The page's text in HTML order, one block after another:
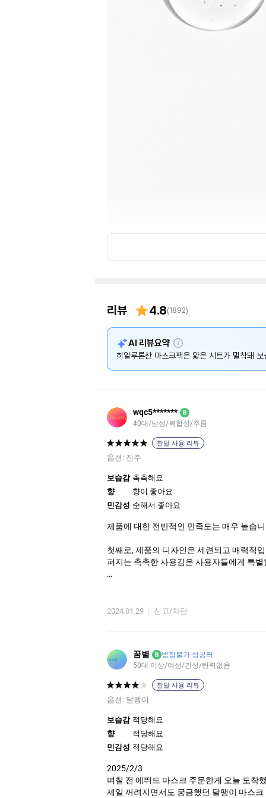
리뷰 4.8(1892)
AI 리뷰요약 설
명
히알루론산 마스크팩은 얇은 시트가 밀착돼
wqc5******* B
40대/남성/복합성/주름
한달 사용 리뷰
옵션: 진주
보습감 촉촉해요
향
향이 좋아요
민감성 순해서 좋아요
제품에 대한 전반적인 만족도는 매우 높습
첫째로, 제품의 디자인은 세련되고 매력적
퍼지는 촉촉한 사용감은 사용자들에게 특
부를 부드럽게 만들어 줍니다. 특히, 건조
종합하면, 이 제품은 디자인, 향, 사용감, 배
2024.01.29 신고/차단
꿈별 B
범접불가 성공러
50대 이상/여성/건성/탄력없음
한달 사용 리뷰
옵션: 달팽이
보습감 적당해요
향
적당해요
민감성 적당해요
2025/2/3
며칠 전 에뛰드 마스크 주문한게 오늘 도착
제일 꺼려지면서도 궁금했던 달팽이 마스크